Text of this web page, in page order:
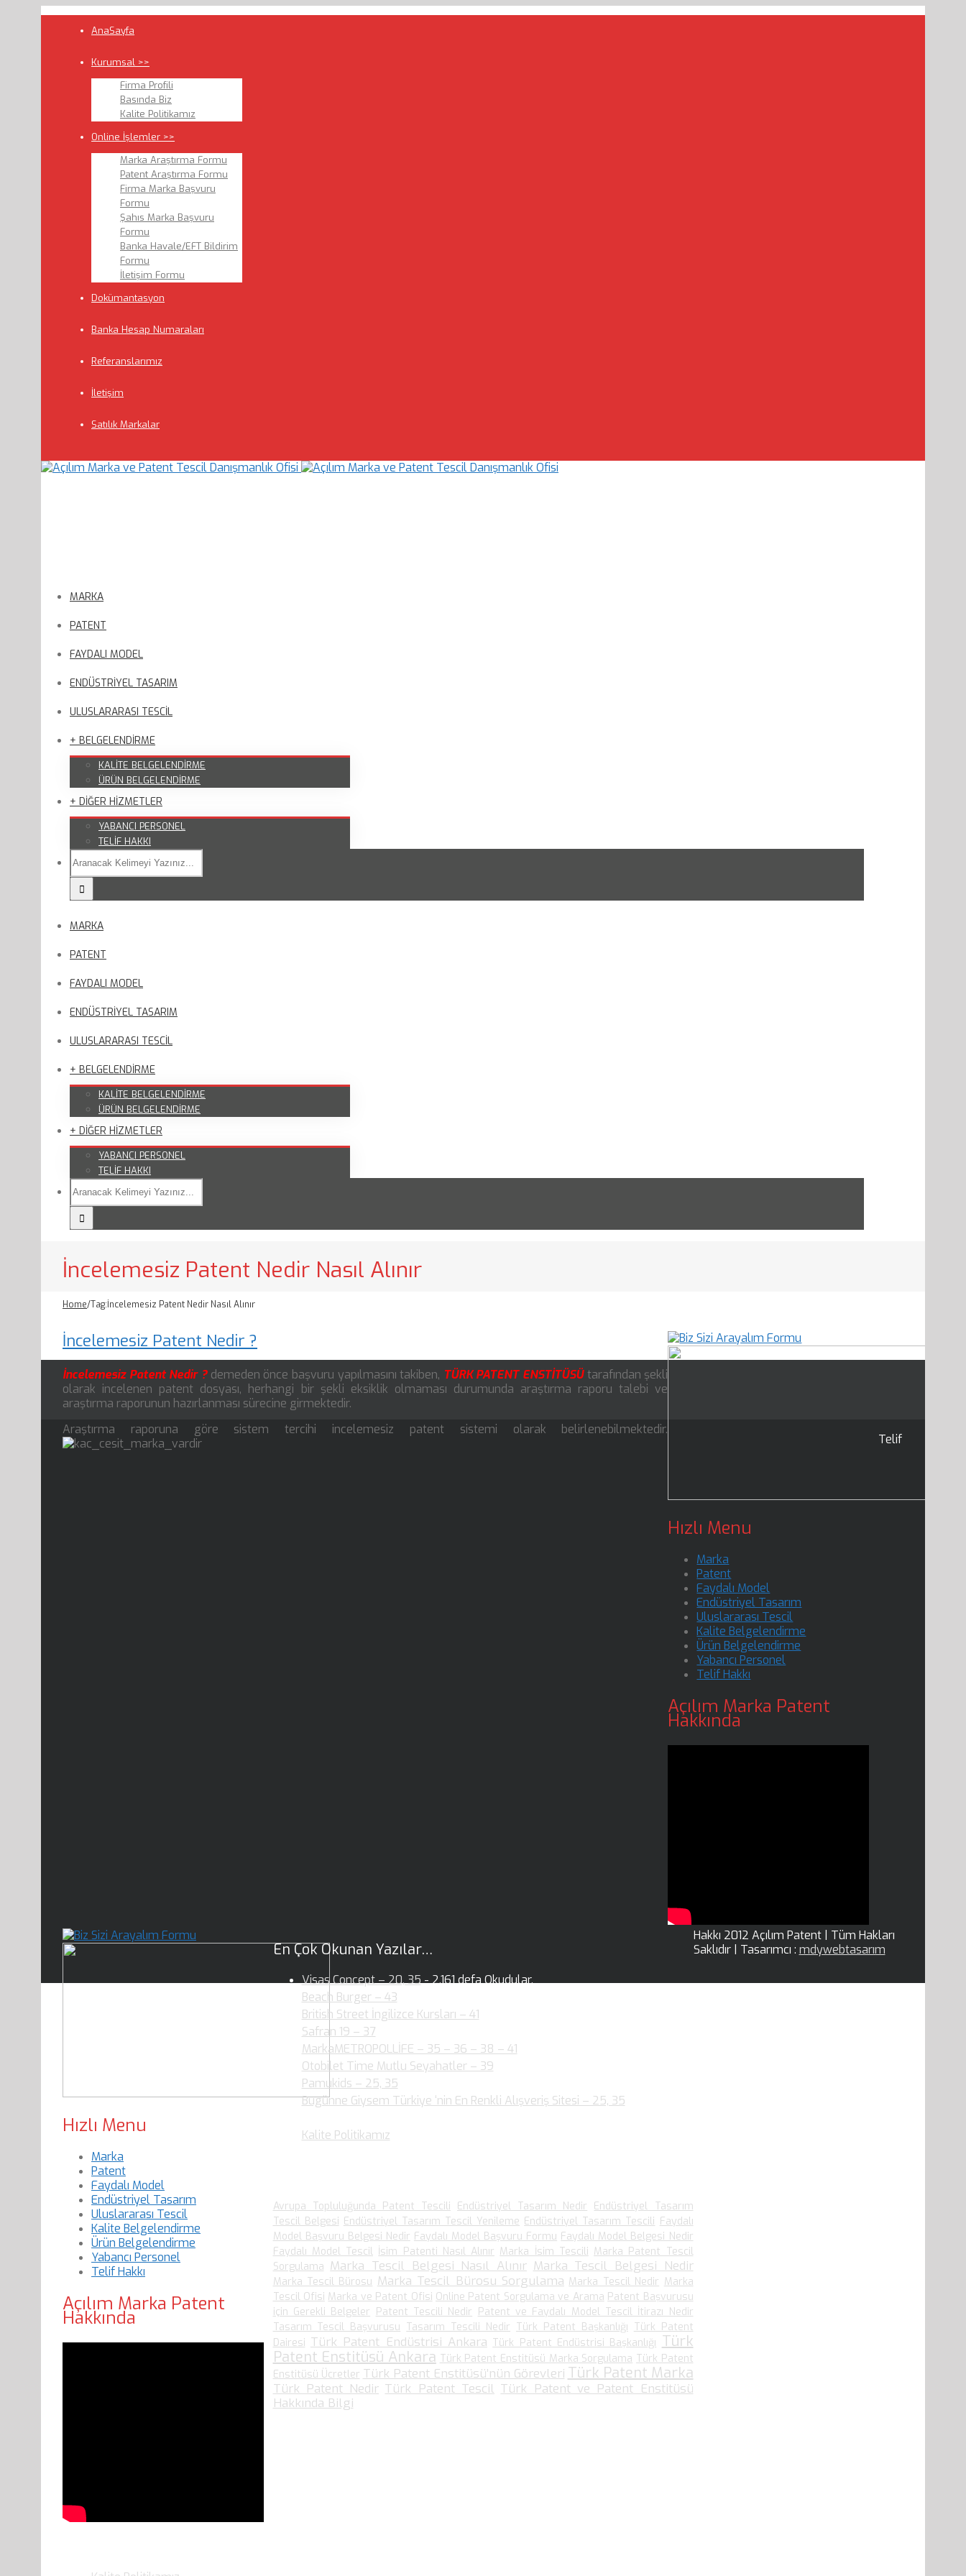
AnaSayfa
Kurumsal >>
Firma Profili
Basında Biz
Kalite Politikamız
Online İşlemler >>
Marka Araştırma Formu
Patent Araştırma Formu
Firma Marka Başvuru
Formu
Şahıs Marka Başvuru
Formu
Banka Havale/EFT Bildirim
Formu
İletişim Formu
Dokümantasyon
Banka Hesap Numaraları
Referanslarımız
İletişim
Satılık Markalar
MARKA
PATENT
FAYDALI MODEL
ENDÜSTRİYEL TASARIM
ULUSLARARASI TESCİL
+ BELGELENDİRME
KALİTE BELGELENDİRME
ÜRÜN BELGELENDİRME
+ DİĞER HİZMETLER
YABANCI PERSONEL
TELİF HAKKI
MARKA
PATENT
FAYDALI MODEL
ENDÜSTRİYEL TASARIM
ULUSLARARASI TESCİL
+ BELGELENDİRME
KALİTE BELGELENDİRME
ÜRÜN BELGELENDİRME
+ DİĞER HİZMETLER
YABANCI PERSONEL
TELİF HAKKI
İncelemesiz Patent Nedir Nasıl Alınır
Home/Tag:İncelemesiz Patent Nedir Nasıl Alınır
İncelemesiz Patent Nedir ?
İncelemesiz Patent Nedir ?demeden önce başvuru yapılmasını takiben, TÜRK PATENT ENSTİTÜSÜtarafından şekli
olarak incelenen patent dosyası, herhangi bir şekli eksiklik olmaması durumunda araştırma raporu talebi ve
araştırma raporunun hazırlanması sürecine girmektedir.
Araştırma raporuna göre sistem tercihi incelemesiz patent sistemi olarak belirlenebilmektedir.
Hızlı Menu
Marka
Patent
Faydalı Model
Endüstriyel Tasarım
Uluslararası Tescil
Kalite Belgelendirme
Ürün Belgelendirme
Yabancı Personel
Telif Hakkı
Açılım Marka Patent
Hakkında
Hızlı Menu
Marka
Patent
Faydalı Model
Endüstriyel Tasarım
Uluslararası Tescil
Kalite Belgelendirme
Ürün Belgelendirme
Yabancı Personel
Telif Hakkı
Açılım Marka Patent
Hakkında
En Çok Okunan Yazılar…
Visas Concept – 20, 35- 2.161 defa Okudular.
Beach Burger – 43
British Street İngilizce Kursları – 41
Safran 19 – 37
MarkaMETROPOLLİFE – 35 – 36 – 38 – 41
Otobilet Time Mutlu Seyahatler – 39
Pamukids – 25, 35
Bugünne Giysem Türkiye ‘nin En Renkli Alışveriş Sitesi – 25, 35
Kalite Politikamız
Avrupa Topluluğunda Patent Tescili Endüstriyel Tasarım Nedir Endüstriyel Tasarım
Tescil Belgesi Endüstriyel Tasarım Tescil Yenileme Endüstriyel Tasarım Tescili Faydalı
Model Başvuru Belgesi Nedir Faydalı Model Başvuru Formu Faydalı Model Belgesi Nedir
Faydalı Model Tescil İsim Patenti Nasıl Alınır Marka İsim Tescili Marka Patent Tescil
Sorgulama Marka Tescil Belgesi Nasıl Alınır Marka Tescil Belgesi Nedir
Marka Tescil Bürosu Marka Tescil Bürosu Sorgulama Marka Tescil Nedir Marka
Tescil Ofisi Marka ve Patent Ofisi Online Patent Sorgulama ve Arama Patent Başvurusu
için Gerekli Belgeler Patent Tescili Nedir Patent ve Faydalı Model Tescil İtirazı Nedir
Tasarım Tescil Başvurusu Tasarım Tescili Nedir Türk Patent Başkanlığı Türk Patent
Dairesi Türk Patent Endüstrisi Ankara Türk Patent Endüstrisi Başkanlığı Türk
Patent Enstitüsü Ankara Türk Patent Enstitüsü Marka Sorgulama Türk Patent
Enstitüsü Ücretler Türk Patent Enstitüsü’nün Görevleri Türk Patent Marka
Türk Patent Nedir Türk Patent Tescil Türk Patent ve Patent Enstitüsü
Hakkında Bilgi
Telif
Hakkı 2012 Açılım Patent | Tüm Hakları
Saklıdır | Tasarımcı : mdywebtasarım